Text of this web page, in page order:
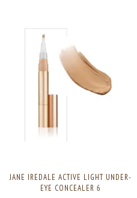
JANE IREDALE ACTIVE LIGHT UNDER-
EYE CONCEALER 6